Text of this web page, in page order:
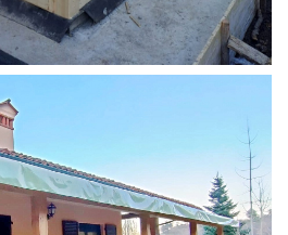
PER LOCALE CALDAIA